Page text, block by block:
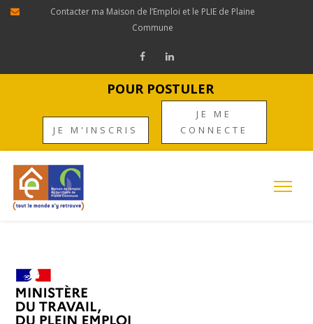
Contacter ma Maison de l’Emploi et le PLIE de Plaine
Commune
POUR POSTULER
JE M'INSCRIS
JE ME
CONNECTE